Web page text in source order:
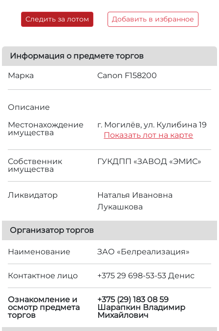
Следить за лотом Добавить в избранное
Информация о предмете торгов
Марка Canon F158200
Описание
Местонахождение
имущества
г. Могилёв, ул. Кулибина 19
Показать лот на карте
Собственник
имущества
ГУКДПП «ЗАВОД «ЭМИС»
Ликвидатор
Наталья Ивановна
Лукашкова
Организатор торгов
Наименование ЗАО «Белреализация»
Контактное лицо +375 29 698-53-53 Денис
Ознакомление и
осмотр предмета
торгов
+375 (29) 183 08 59
Шарапкин Владимир
Михайлович